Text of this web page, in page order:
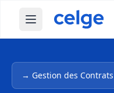
Ouvrir le menu
Navigation dans